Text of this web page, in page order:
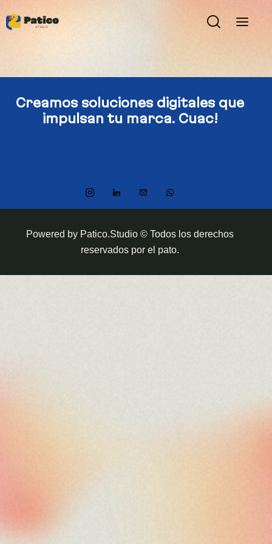
Creamos soluciones digitales​ que
impulsan tu marca. Cuac!
Powered by Patico.Studio © Todos los derechos
reservados por el pato.